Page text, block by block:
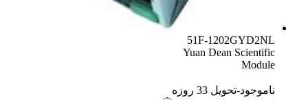
51F-1202GYD2NL
Yuan Dean Scientific
Module
ناموجود-تحویل 33 روزه